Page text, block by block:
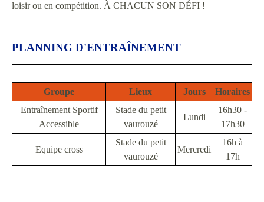
loisir ou en compétition. À CHACUN SON DÉFI !
PLANNING D'ENTRAÎNEMENT
Groupe Lieux Jours
Horaires
Entraînement Sportif
Accessible
Stade du petit
vaurouzé
Lundi
16h30 -
17h30
Equipe cross
Stade du petit
vaurouzé
Mercredi
16h à
17h